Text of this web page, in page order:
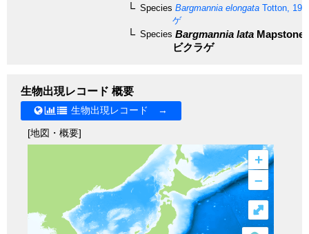
Species Bargmannia elongata Totton,
ゲ
Species Bargmannia lata Mapstone,
ビクラゲ
生物出現レコード 概要
生物出現レコード →
[地図・概要]
+
–
⤢